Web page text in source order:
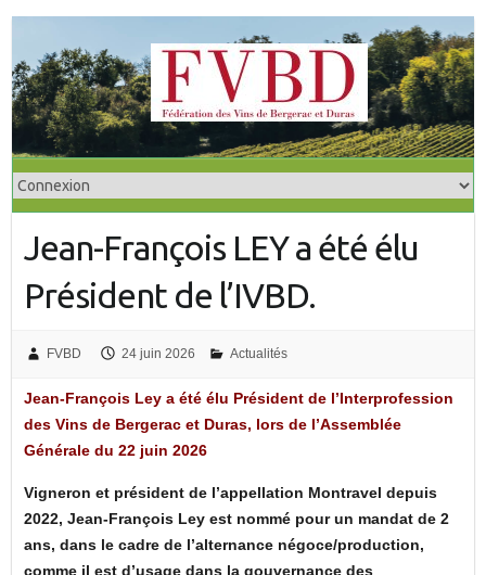
Jean-François LEY a été élu
Président de l’IVBD.
FVBD 24 juin 2026 Actualités
Jean-François Ley a été élu Président de l’Interprofession
des Vins de Bergerac et Duras, lors de l’Assemblée
Générale du 22 juin 2026
Vigneron et président de l’appellation Montravel depuis
2022, Jean-François Ley est nommé pour un mandat de 2
ans, dans le cadre de l’alternance négoce/production,
comme il est d’usage dans la gouvernance des